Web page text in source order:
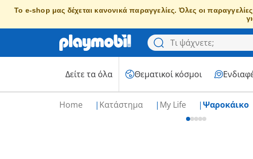
Το e-shop μας δέχεται κανονικά παραγγελίες. Όλες οι
Δείτε τα όλα Θεματικοί κόσμοι
Home Κατάστημα My Life Ψαροκάικο